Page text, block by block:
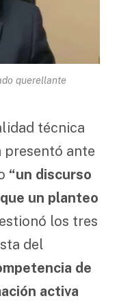
querellante
técnica
presentó ante
“un discurso
un planteo
los tres
del
de
activa